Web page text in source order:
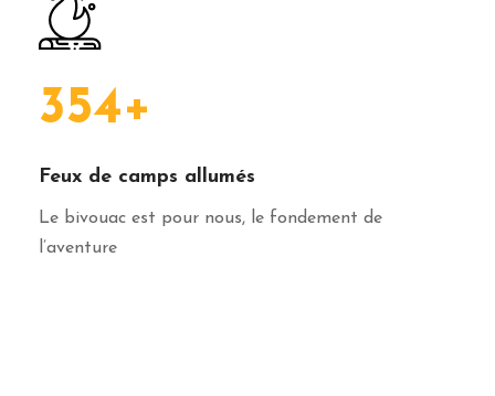
354+
Feux de camps allumés
Le bivouac est pour nous, le fondement de
l’aventure